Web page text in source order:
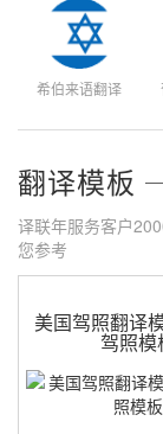
希伯来语翻译
翻译模板
译联年服务客户
您参考
美国驾照翻译
驾照模